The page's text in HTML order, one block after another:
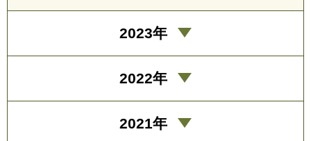
2023年
2022年
2021年